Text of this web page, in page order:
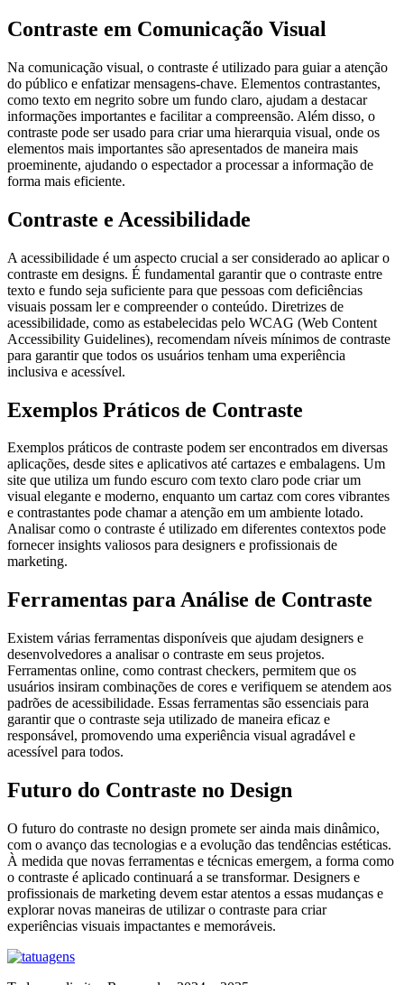
Contraste em Comunicação Visual
Na comunicação visual, o contraste é utilizado para guiar a atenção
do público e enfatizar mensagens-chave. Elementos contrastantes,
como texto em negrito sobre um fundo claro, ajudam a destacar
informações importantes e facilitar a compreensão. Além disso, o
contraste pode ser usado para criar uma hierarquia visual, onde os
elementos mais importantes são apresentados de maneira mais
proeminente, ajudando o espectador a processar a informação de
forma mais eficiente.
Contraste e Acessibilidade
A acessibilidade é um aspecto crucial a ser considerado ao aplicar o
contraste em designs. É fundamental garantir que o contraste entre
texto e fundo seja suficiente para que pessoas com deficiências
visuais possam ler e compreender o conteúdo. Diretrizes de
acessibilidade, como as estabelecidas pelo WCAG (Web Content
Accessibility Guidelines), recomendam níveis mínimos de contraste
para garantir que todos os usuários tenham uma experiência
inclusiva e acessível.
Exemplos Práticos de Contraste
Exemplos práticos de contraste podem ser encontrados em diversas
aplicações, desde sites e aplicativos até cartazes e embalagens. Um
site que utiliza um fundo escuro com texto claro pode criar um
visual elegante e moderno, enquanto um cartaz com cores vibrantes
e contrastantes pode chamar a atenção em um ambiente lotado.
Analisar como o contraste é utilizado em diferentes contextos pode
fornecer insights valiosos para designers e profissionais de
marketing.
Ferramentas para Análise de Contraste
Existem várias ferramentas disponíveis que ajudam designers e
desenvolvedores a analisar o contraste em seus projetos.
Ferramentas online, como contrast checkers, permitem que os
usuários insiram combinações de cores e verifiquem se atendem aos
padrões de acessibilidade. Essas ferramentas são essenciais para
garantir que o contraste seja utilizado de maneira eficaz e
responsável, promovendo uma experiência visual agradável e
acessível para todos.
Futuro do Contraste no Design
O futuro do contraste no design promete ser ainda mais dinâmico,
com o avanço das tecnologias e a evolução das tendências estéticas.
À medida que novas ferramentas e técnicas emergem, a forma como
o contraste é aplicado continuará a se transformar. Designers e
profissionais de marketing devem estar atentos a essas mudanças e
explorar novas maneiras de utilizar o contraste para criar
experiências visuais impactantes e memoráveis.